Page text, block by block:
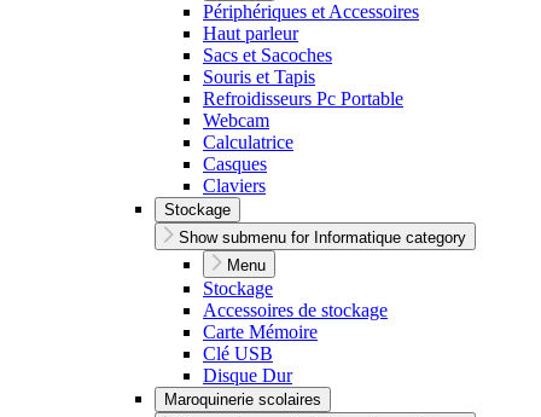
Périphériques et Accessoires
Haut parleur
Sacs et Sacoches
Souris et Tapis
Refroidisseurs Pc Portable
Webcam
Calculatrice
Casques
Claviers
Stockage
Show submenu for Informatique category
Menu
Stockage
Accessoires de stockage
Carte Mémoire
Clé USB
Disque Dur
Maroquinerie scolaires